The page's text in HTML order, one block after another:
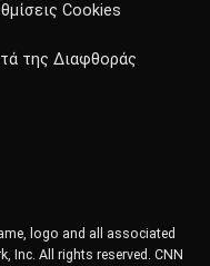
Cookies
της Διαφθοράς
logo and all associated
Inc. All rights reserved. CNN